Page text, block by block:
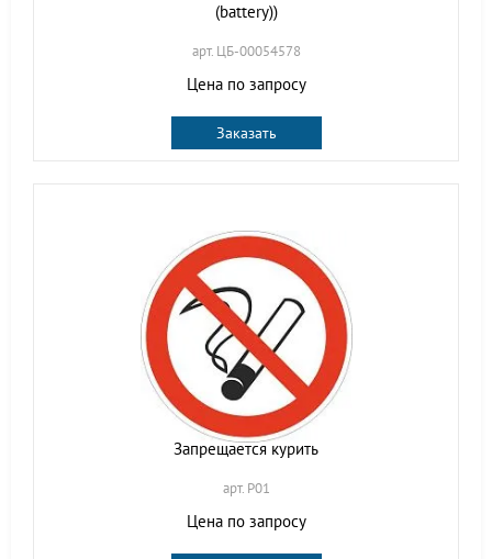
(battery))
арт. ЦБ-00054578
Цена по запросу
Заказать
Запрещается курить
арт. P01
Цена по запросу